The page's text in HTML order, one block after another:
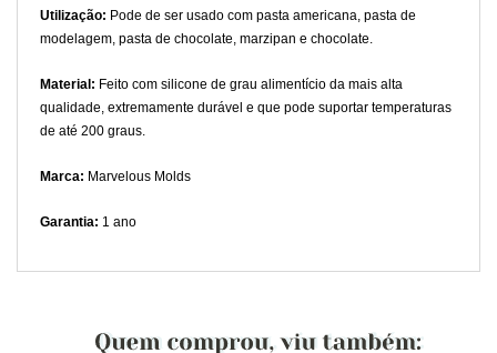
Utilização: Pode de ser usado com pasta americana, pasta de
modelagem, pasta de chocolate, marzipan e chocolate.
Material: Feito com silicone de grau alimentício da mais alta
qualidade, extremamente durável e que pode suportar temperaturas
de até 200 graus.
Marca: Marvelous Molds
Garantia: 1 ano